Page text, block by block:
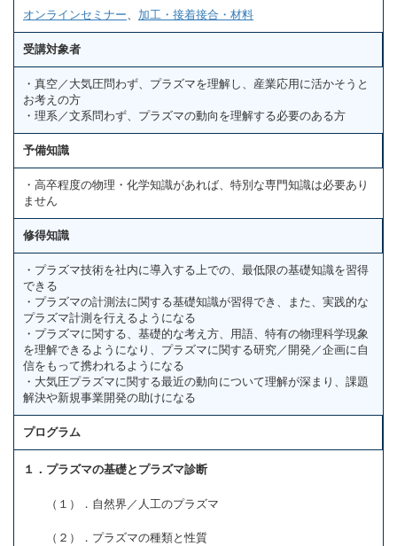
オンラインセミナー、 加工・接着接合・材料
受講対象者
・真空／大気圧問わず、プラズマを理解し、産業応用に活かそうと
お考えの方
・理系／文系問わず、プラズマの動向を理解する必要のある方
予備知識
・高卒程度の物理・化学知識があれば、特別な専門知識は必要あり
ません
修得知識
・プラズマ技術を社内に導入する上での、最低限の基礎知識を習得
できる
・プラズマの計測法に関する基礎知識が習得でき、また、実践的な
プラズマ計測を行えるようになる
・プラズマに関する、基礎的な考え方、用語、特有の物理科学現象
を理解できるようになり、プラズマに関する研究／開発／企画に自
信をもって携われるようになる
・大気圧プラズマに関する最近の動向について理解が深まり、課題
解決や新規事業開発の助けになる
プログラム
１．プラズマの基礎とプラズマ診断
（１）．自然界／人工のプラズマ
（２）．プラズマの種類と性質